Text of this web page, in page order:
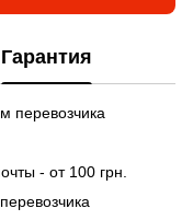
Гарантия
перевозчика
- от 100 грн.